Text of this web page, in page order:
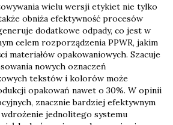
wielu wersji etykiet nie tylko
obniża efektywność procesów
dodatkowe odpady, co jest w
celem rozporządzenia PPWR, jakim
materiałów opakowaniowych. Szacuje
nowych oznaczeń
tekstów i kolorów może
opakowań nawet o 30%. W opinii
znacznie bardziej efektywnym
wdrożenie jednolitego systemu